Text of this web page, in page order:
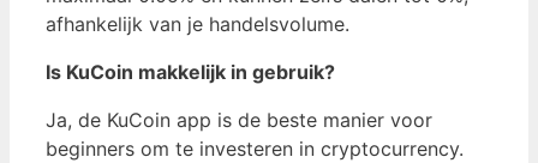
afhankelijk van je handelsvolume.
Is KuCoin makkelijk in gebruik?
Ja, de KuCoin app is de beste manier voor
beginners om te investeren in cryptocurrency.